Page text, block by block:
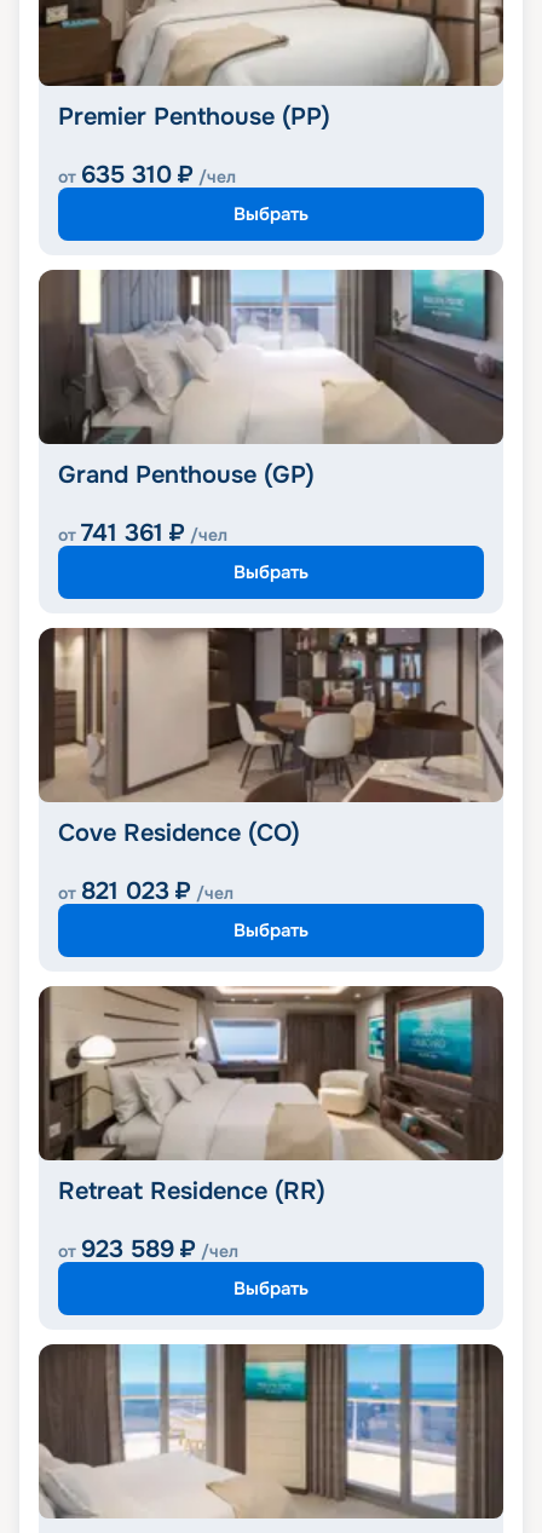
Premier Penthouse (PP)
от 635 310 ₽ /чел
Выбрать
Grand Penthouse (GP)
от 741 361 ₽ /чел
Выбрать
Cove Residence (CO)
от 821 023 ₽ /чел
Выбрать
Retreat Residence (RR)
от 923 589 ₽ /чел
Выбрать